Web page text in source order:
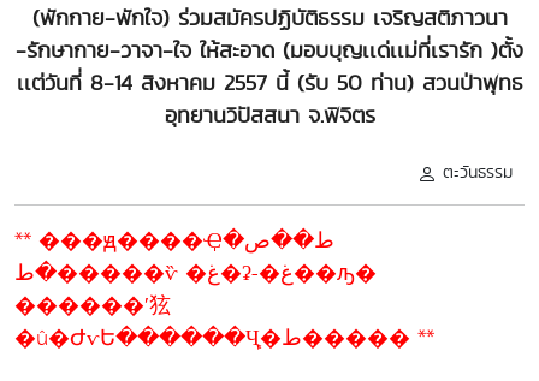
(พักกาย-พักใจ) ร่วมสมัครปฏิบัติธรรม เจริญสติภาวนา
-รักษากาย-วาจา-ใจ ให้สะอาด (มอบบุญเเด่เเม่ที่เรารัก )ตั้ง
เเต่วันที่ 8-14 สิงหาคม 2557 นี้ (รับ 50 ท่าน) สวนป่าพุทธ
อุทยานวิปัสสนา จ.พิจิตร
ตะวันธรรม
** ���ԭ����Ҿط��ص�
�ط�����ѷ �غ�ʡ-�غ��ԡ�
������ʹ㹡
�û�ԺѵԵ������Ҷ֧�ط����� **